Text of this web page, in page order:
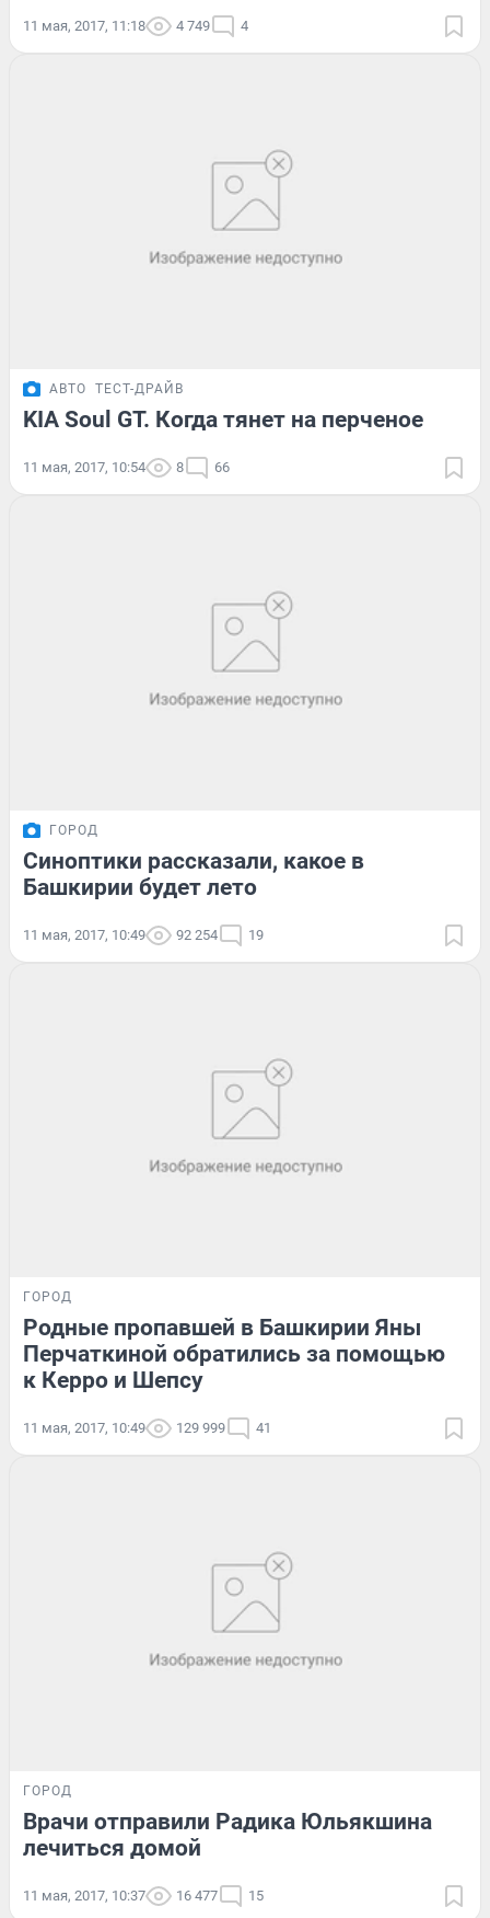
11 мая, 2017, 11:18 4 749 4
АВТО ТЕСТ-ДРАЙВ
KIA Soul GT. Когда тянет на перченое
11 мая, 2017, 10:54 8 66
ГОРОД
Синоптики рассказали, какое в
Башкирии будет лето
11 мая, 2017, 10:49 92 254 19
ГОРОД
Родные пропавшей в Башкирии Яны
Перчаткиной обратились за помощью
к Керро и Шепсу
11 мая, 2017, 10:49 129 999 41
ГОРОД
Врачи отправили Радика Юльякшина
лечиться домой
11 мая, 2017, 10:37 16 477 15